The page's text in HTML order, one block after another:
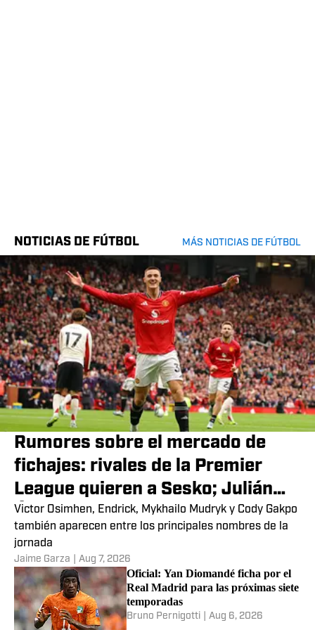
NOTICIAS DE FÚTBOL MÁS NOTICIAS DE FÚTBOL
Rumores sobre el mercado de
fichajes: rivales de la Premier
League quieren a Sesko; Julián
Álvarez, Raphinha y más
Victor Osimhen, Endrick, Mykhailo Mudryk y Cody Gakpo
también aparecen entre los principales nombres de la
jornada
Jaime Garza Aug 7, 2026
Oficial: Yan Diomandé ficha por el
Real Madrid para las próximas siete
temporadas
Bruno Pernigotti Aug 6, 2026